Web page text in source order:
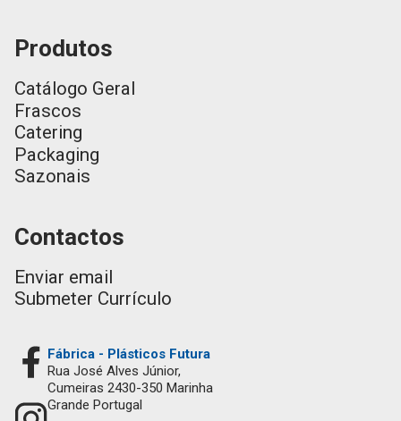
Produtos
Catálogo Geral
Frascos
Catering
Packaging
Sazonais
Contactos
Enviar email
Submeter Currículo
Fábrica - Plásticos Futura
Rua José Alves Júnior,
Cumeiras 2430-350 Marinha
Grande Portugal